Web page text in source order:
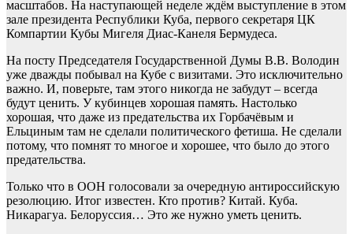
масштабов. На наступающей неделе ждём выступление в этом
зале президента Республики Куба, первого секретаря ЦК
Компартии Кубы Мигеля Диас-Канеля Бермудеса.
На посту Председателя Государственной Думы В.В. Володин
уже дважды побывал на Кубе с визитами. Это исключительно
важно. И, поверьте, там этого никогда не забудут – всегда
будут ценить. У кубинцев хорошая память. Настолько
хорошая, что даже из предательства их Горбачёвым и
Ельциным там не сделали политического фетиша. Не сделали
потому, что помнят то многое и хорошее, что было до этого
предательства.
Только что в ООН голосовали за очередную антироссийскую
резолюцию. Итог известен. Кто против? Китай. Куба.
Никарагуа. Белоруссия… Это же нужно уметь ценить.